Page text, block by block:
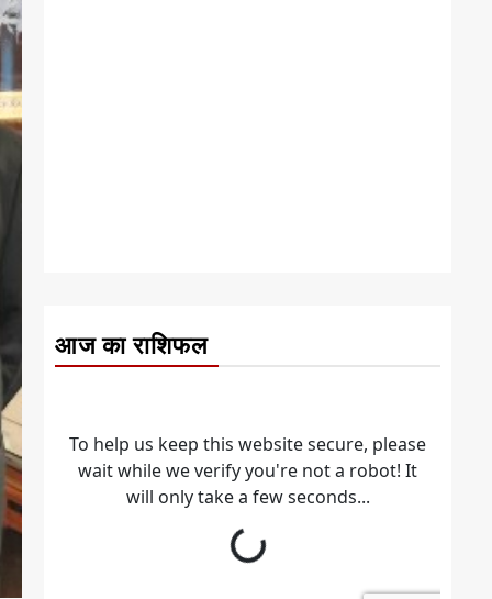
आज का राशिफल